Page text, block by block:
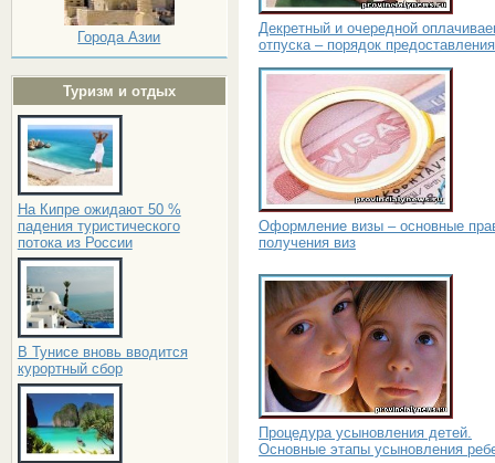
Города Азии
Туризм и отдых
На Кипре ожидают 50 %
падения туристического
потока из России
В Тунисе вновь вводится
курортный сбор
Декретный и очередной
отпуска – порядок предоставления
Оформление визы – основные
получения виз
Процедура усыновления детей.
Основные этапы усыновления